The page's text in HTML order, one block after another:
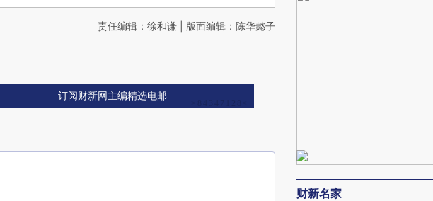
责任编辑：徐和谦 | 版面编辑：陈华懿子
订阅财新网主编精选电邮
财新名家